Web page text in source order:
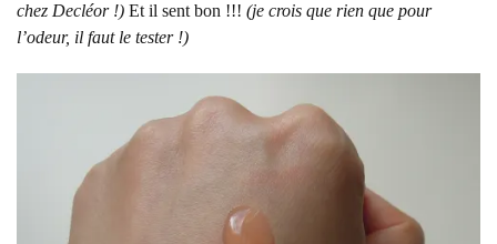
chez Decléor !) Et il sent bon !!! (je crois que rien que pour
l’odeur, il faut le tester !)